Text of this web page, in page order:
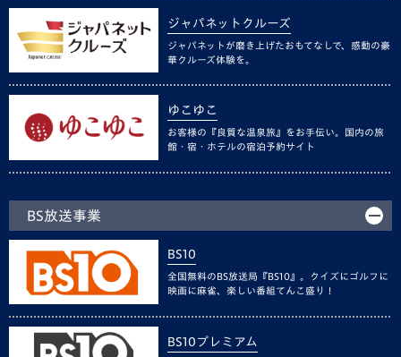
ジャパネットクルーズ
ジャパネットが磨き上げたおもてなしで、感動の豪
華クルーズ体験を。
ゆこゆこ
お客様の『良質な温泉旅』をお手伝い。国内の旅
館・宿・ホテルの宿泊予約サイト
BS放送事業
BS10
全国無料のBS放送局『BS10』。クイズにゴルフに
映画に麻雀、楽しい番組てんこ盛り！
BS10プレミアム